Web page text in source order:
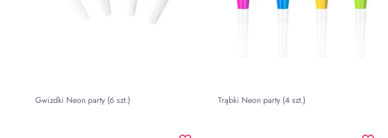
Gwizdki Neon party (6 szt.) Trąbki Neon party (4 szt.)